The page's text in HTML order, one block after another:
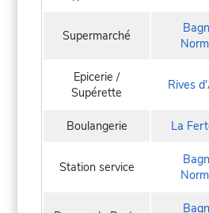
Supermarché
Epicerie /
Supérette
Rives
Boulangerie La
Station service